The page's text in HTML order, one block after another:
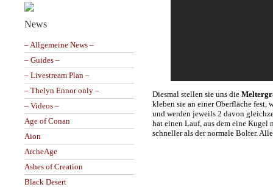
News
– Allgemeine News –
– Guides –
– Livestream Plan –
– Thelyn Ennor only –
– Videos –
Age of Conan
Aion
ArcheAge
Ashes of Creation
Black Desert
Diesmal stellen sie uns die
kleben sie an einer Oberfläche fest,
und werden jeweils 2 davon
hat einen Lauf, aus dem eine
schneller als der normale Bolter.